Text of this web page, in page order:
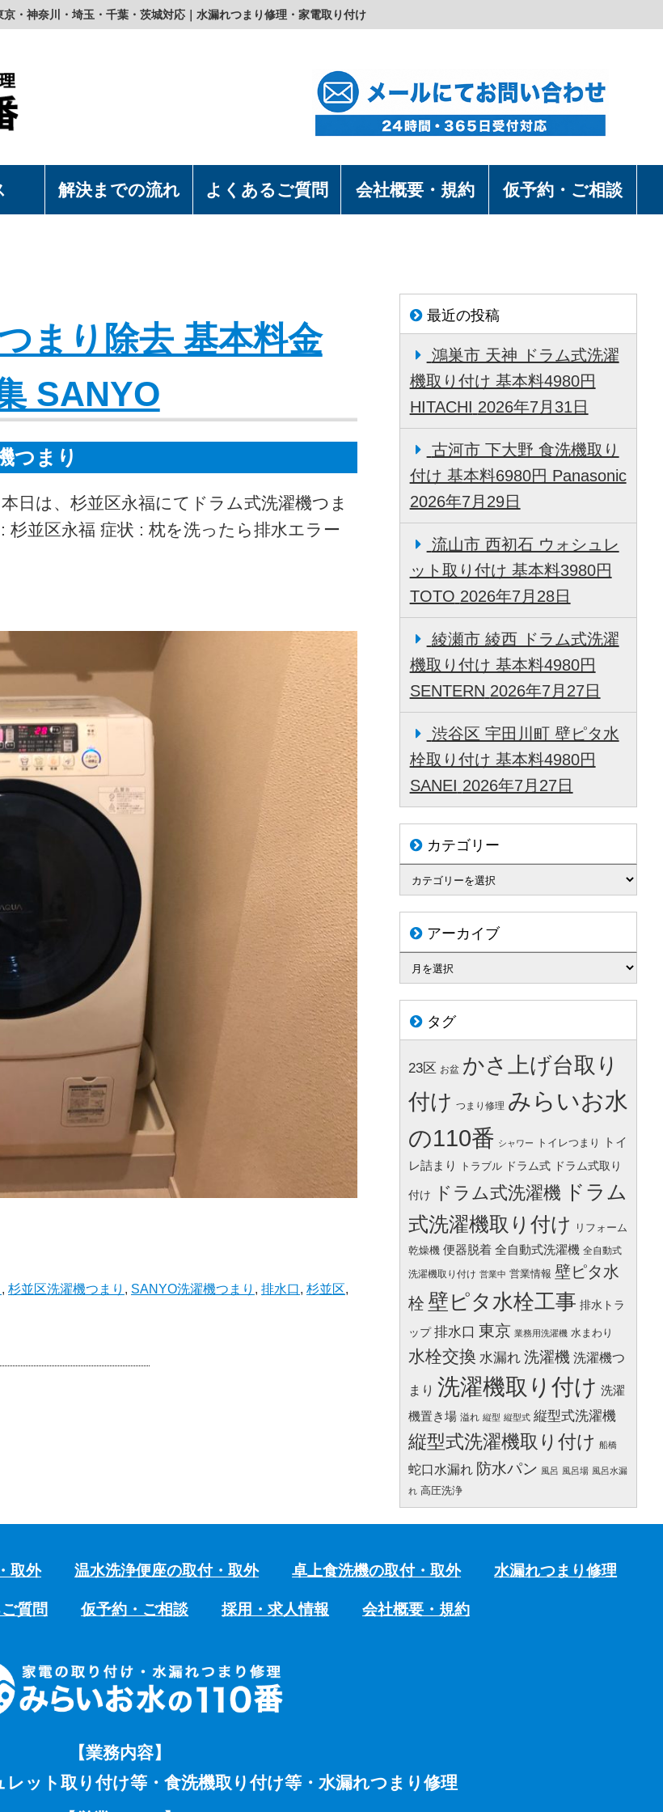
・神奈川・埼玉・千葉・茨城対応｜水漏れつまり修理・家電取り付け
解決までの流れ よくあるご質問 会社概要・規約 仮予約・ご相談
まり除去 基本料金
SANYO
つまり
日は、杉並区永福にてドラム式洗濯機つま
並区永福 症状 : 枕を洗ったら排水エラー
, 杉並区洗濯機つまり , SANYO洗濯機つまり , 排水口, 杉並区,
最近の投稿
鴻巣市 天神 ドラム式洗濯
機取り付け 基本料4980円
HITACHI 2026年7月31日
古河市 下大野 食洗機取り
付け 基本料6980円 Panasonic
2026年7月29日
流山市 西初石 ウォシュレ
ット取り付け 基本料3980円
TOTO 2026年7月28日
綾瀬市 綾西 ドラム式洗濯
機取り付け 基本料4980円
SENTERN 2026年7月27日
渋谷区 宇田川町 壁ピタ水
栓取り付け 基本料4980円
SANEI 2026年7月27日
カテゴリー
アーカイブ
タグ
23区 お盆 かさ上げ台取り
付け つまり修理 みらいお水
の110番 シャワー トイレつまり
トイ
レ詰まり
トラブル ドラム式 ドラム式取り
付け ドラム式洗濯機 ドラム
式洗濯機取り付け
リフォーム
乾燥機 便器脱着 全自動式洗濯機 全自動式
洗濯機取り付け 営業中 営業情報 壁ピタ水
栓 壁ピタ水栓工事 排水トラ
ップ 排水口 東京 業務用洗濯機 水まわり
水栓交換 水漏れ 洗濯機 洗濯機つ
まり 洗濯機取り付け 洗濯
機置き場 溢れ 縦型 縦型式 縦型式洗濯機
縦型式洗濯機取り付け 船橋
蛇口水漏れ 防水パン 風呂 風呂場 風呂水漏
れ 高圧洗浄
取外 温水洗浄便座の取付・取外 卓上食洗機の取付・取外 水漏れつまり修理
質問 仮予約・ご相談 採用・求人情報 会社概要・規約
【業務内容】
ット取り付け等・食洗機取り付け等・水漏れつまり修理